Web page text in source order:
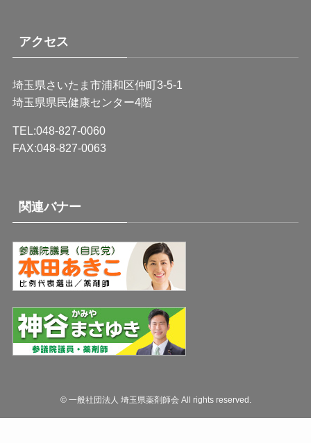
アクセス
埼玉県さいたま市浦和区仲町3-5-1
埼玉県県民健康センター4階
TEL:048-827-0060
FAX:048-827-0063
関連バナー
©一般社団法人 埼玉県薬剤師会 All rights reserved.